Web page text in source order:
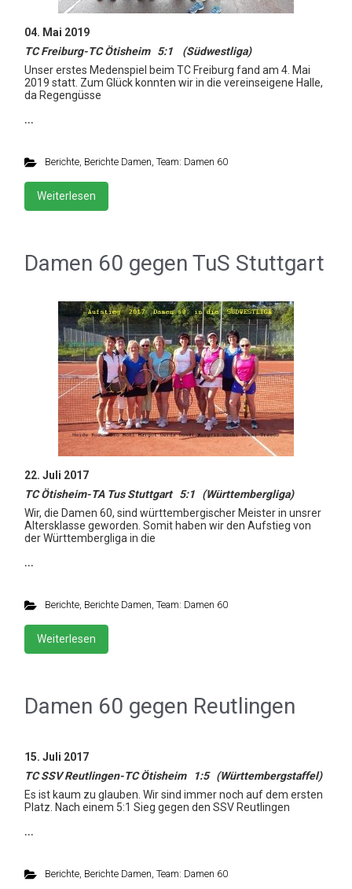
04. Mai 2019
TC Freiburg-TC Ötisheim 5:1 (Südwestliga)
Unser erstes Medenspiel beim TC Freiburg fand am 4. Mai
2019 statt. Zum Glück konnten wir in die vereinseigene Halle,
da Regengüsse
…
Berichte, Berichte Damen, Team: Damen 60
Weiterlesen
Damen 60 gegen TuS Stuttgart
22. Juli 2017
TC Ötisheim-TA Tus Stuttgart 5:1 (Württembergliga)
Wir, die Damen 60, sind württembergischer Meister in unsrer
Altersklasse geworden. Somit haben wir den Aufstieg von
der Württembergliga in die
…
Berichte, Berichte Damen, Team: Damen 60
Weiterlesen
Damen 60 gegen Reutlingen
15. Juli 2017
TC SSV Reutlingen-TC Ötisheim 1:5 (Württembergstaffel)
Es ist kaum zu glauben. Wir sind immer noch auf dem ersten
Platz. Nach einem 5:1 Sieg gegen den SSV Reutlingen
…
Berichte, Berichte Damen, Team: Damen 60